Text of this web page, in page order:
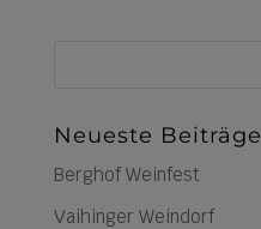
Neueste Beiträge
Berghof Weinfest
Vaihinger Weindorf